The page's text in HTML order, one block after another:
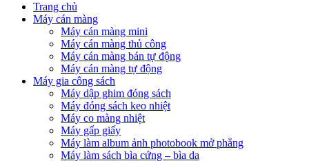
Trang chủ
Máy cán màng
Máy cán màng mini
Máy cán màng thủ công
Máy cán màng bán tự động
Máy cán màng tự động
Máy gia công sách
Máy dập ghim đóng sách
Máy đóng sách keo nhiệt
Máy co màng nhiệt
Máy gấp giấy
Máy làm album ảnh photobook mở phẳng
Máy làm sách bìa cứng – bìa da